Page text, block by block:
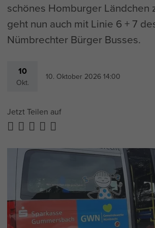
schönes Homburger Ländchen
geht nun auch mit Linie 6 + 7
Nümbrechter Bürger Busses.
10
Okt.
10. Oktober 2026 14:00
Jetzt Teilen auf